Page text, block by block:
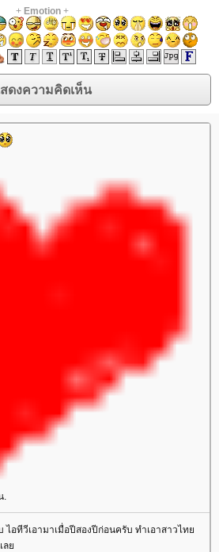
+ Emotion+
.
อทีวีเอามาเมื่อปีสองปีก่อนครับ ทำเอาสาวไท
เล